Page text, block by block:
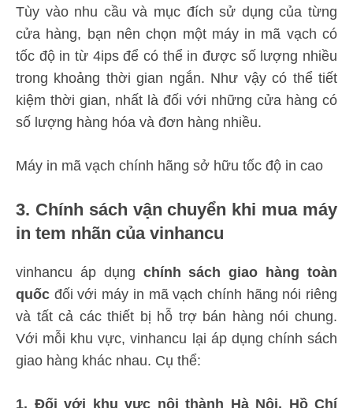
Tùy vào nhu cầu và mục đích sử dụng của từng
cửa hàng, bạn nên chọn một máy in mã vạch có
tốc độ in từ 4ips để có thể in được số lượng nhiều
trong khoảng thời gian ngắn. Như vậy có thể tiết
kiệm thời gian, nhất là đối với những cửa hàng có
số lượng hàng hóa và đơn hàng nhiều.
Máy in mã vạch chính hãng sở hữu tốc độ in cao
3. Chính sách vận chuyển khi mua máy
in tem nhãn của vinhancu
vinhancu áp dụng chính sách giao hàng toàn
quốc đối với máy in mã vạch chính hãng nói riêng
và tất cả các thiết bị hỗ trợ bán hàng nói chung.
Với mỗi khu vực, vinhancu lại áp dụng chính sách
giao hàng khác nhau. Cụ thể:
1. Đối với khu vực nội thành Hà Nội, Hồ Chí